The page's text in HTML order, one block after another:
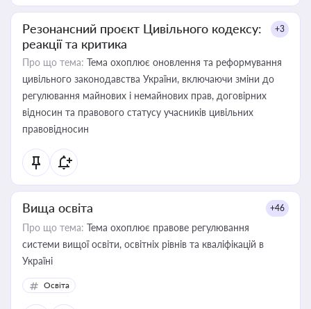
Резонансний проєкт Цивільного кодексу:
реакції та критика
+3
Про що тема: Тема охоплює оновлення та реформування
цивільного законодавства України, включаючи зміни до
регулювання майнових і немайнових прав, договірних
відносин та правового статусу учасників цивільних
правовідносин
Вища освіта +46
Про що тема: Тема охоплює правове регулювання
системи вищої освіти, освітніх рівнів та кваліфікацій в
Україні
Освіта